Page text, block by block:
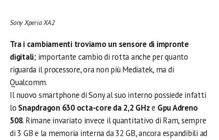
Sony Xperia XA2
Tra i cambiamenti troviamo un sensore di impronte
digitali; importante cambio di rotta anche per quanto
riguarda il processore, ora non più Mediatek, ma di
Qualcomm.
Il nuovo smartphone di Sony al suo interno possiede infatti
lo Snapdragon 630 octa-core da 2,2 GHze Gpu Adreno
508. Rimane invariato invece il quantitativo di Ram, sempre
di 3 GB e la memoria interna da 32 GB, ancora espandibili ad